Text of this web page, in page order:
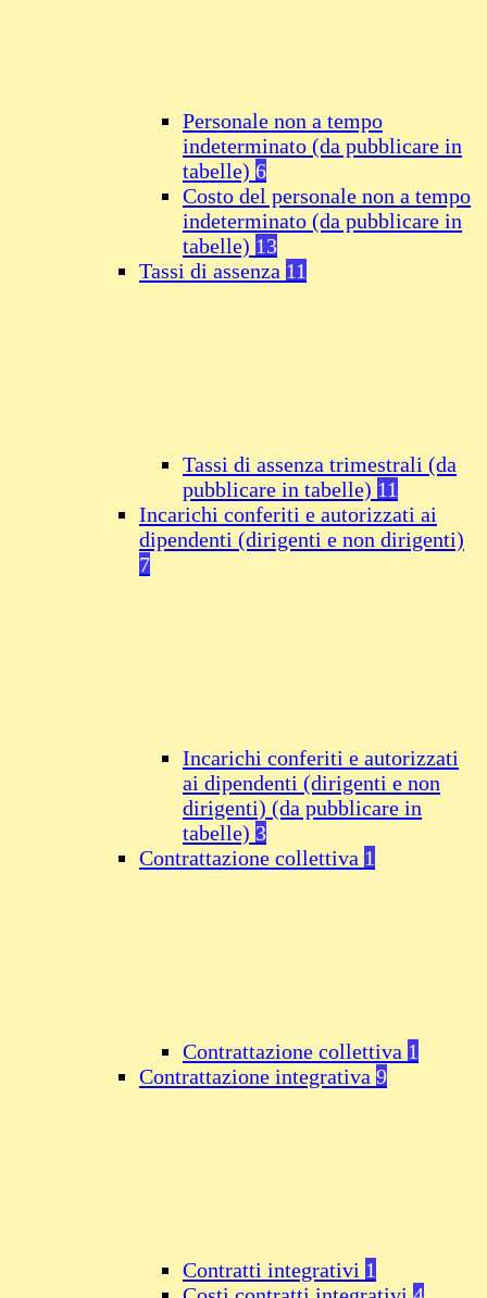
Personale non a tempo
indeterminato (da pubblicare in
tabelle) 6
Costo del personale non a tempo
indeterminato (da pubblicare in
tabelle) 13
Tassi di assenza 11
Tassi di assenza trimestrali (da
pubblicare in tabelle) 11
Incarichi conferiti e autorizzati ai
dipendenti (dirigenti e non dirigenti)
7
Incarichi conferiti e autorizzati
ai dipendenti (dirigenti e non
dirigenti) (da pubblicare in
tabelle) 3
Contrattazione collettiva 1
Contrattazione collettiva 1
Contrattazione integrativa 9
Contratti integrativi 1